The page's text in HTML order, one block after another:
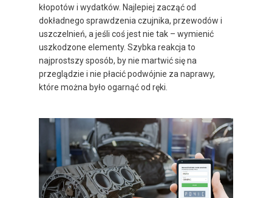
kłopotów i wydatków. Najlepiej zacząć od
dokładnego sprawdzenia czujnika, przewodów i
uszczelnień, a jeśli coś jest nie tak – wymienić
uszkodzone elementy. Szybka reakcja to
najprostszy sposób, by nie martwić się na
przeglądzie i nie płacić podwójnie za naprawy,
które można było ogarnąć od ręki.